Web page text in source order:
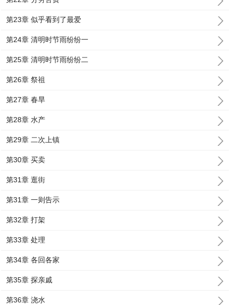
第23章 似乎看到了最爱
第24章 清明时节雨纷纷一
第25章 清明时节雨纷纷二
第26章 祭祖
第27章 春旱
第28章 水产
第29章 二次上镇
第30章 买卖
第31章 逛街
第31章 一则告示
第32章 打架
第33章 处理
第34章 各回各家
第35章 探亲戚
第36章 浇水